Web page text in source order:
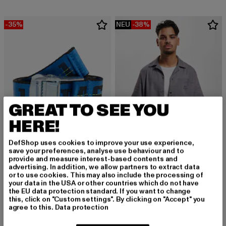
-35%
URBAN CLASSICS
Worker
12,99 EUR
Derzeitiger Preis: 12,99 EUR
19,99 EURAktionspreis: 19,99 EUR
NEU -38%
DEF
Hamza
37,19 EUR
Derzeitiger Preis: 37,19 EUR
59,99 EURAktionspreis:
GREAT TO SEE YOU
HERE!
DefShop uses cookies to improve your use experience,
save your preferences, analyse use behaviour and to
provide and measure interest-based contents and
advertising. In addition, we allow partners to extract data
or to use cookies. This may also include the processing of
your data in the USA or other countries which do not have
the EU data protection standard. If you want to change
this, click on "Custom settings". By clicking on "Accept" you
agree to this. Data protection